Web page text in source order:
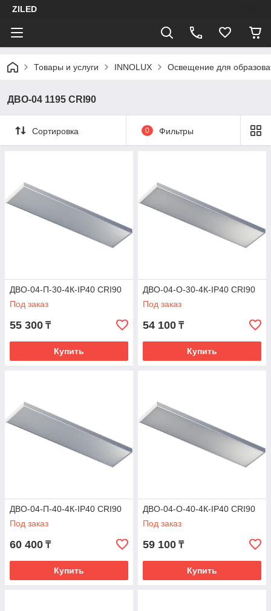
ZILED
Товары и услуги INNOLUX Освещение для
ДВО-04 1195 CRI90
Сортировка 0 Фильтры
ДВО-04-П-30-4К-IP40 CRI90
Под заказ
55 300 ₸
Купить
ДВО-04-О-30-4К-IP40 CRI90
Под заказ
54 100 ₸
Купить
ДВО-04-П-40-4К-IP40 CRI90
Под заказ
60 400 ₸
Купить
ДВО-04-О-40-4К-IP40 CRI90
Под заказ
59 100 ₸
Купить